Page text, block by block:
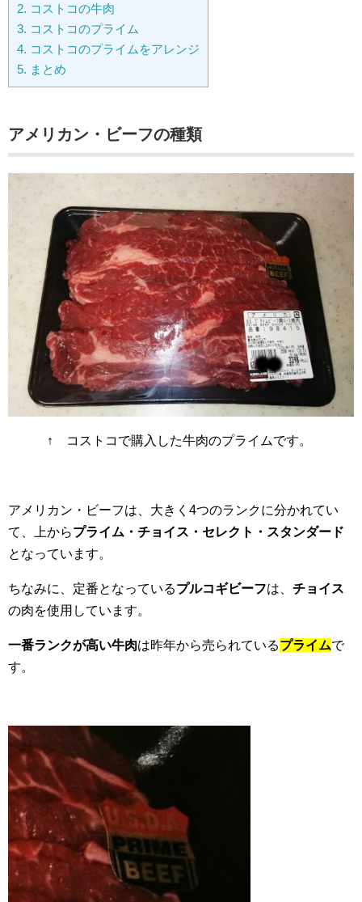
2. コストコの牛肉
3. コストコのプライム
4. コストコのプライムをアレンジ
5. まとめ
アメリカン・ビーフの種類
↑ コストコで購入した牛肉のプライムです。
アメリカン・ビーフは、大きく4つのランクに分かれてい
て、上からプライム・チョイス・セレクト・スタンダード
となっています。
ちなみに、定番となっているプルコギビーフは、 チョイス
の肉を使用しています。
一番ランクが高い牛肉は昨年から売られているプライムで
す。